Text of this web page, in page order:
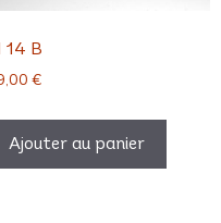
14 B
€
Ajouter au panier